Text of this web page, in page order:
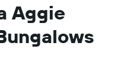
Aggie